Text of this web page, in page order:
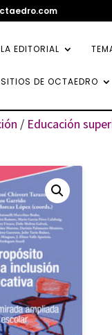
LA EDITORIAL
SITIOS DE OCTAEDRO
/ Educación